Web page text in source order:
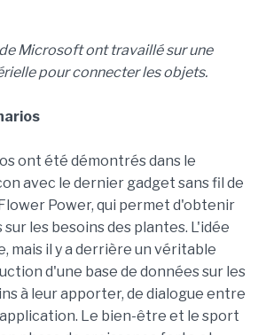
Microsoft ont travaillé sur une
pour connecter les objets.
ont été démontrés dans le
avec le dernier gadget sans fil de
Power, qui permet d'obtenir
les besoins des plantes. L'idée
mais il y a derrière un véritable
d'une base de données sur les
à leur apporter, de dialogue entre
Le bien-être et le sport